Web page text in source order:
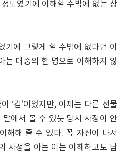
도였기에 이해할 수밖에 없는 상
기에 그렇게 할 수밖에 없다던 이
는 대중의 한 명으로 이해하지 않
‘김’이었지만, 이제는 다른 선물
에서 볼 수 있듯 당시 사정이 안
해해 줄 수 있다. 꼭 자신이 나서
사정을 아는 이는 이해하고도 남